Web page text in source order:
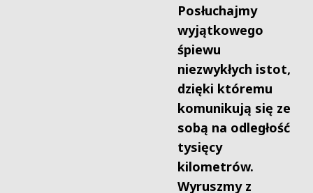
Posłuchajmy
wyjątkowego
śpiewu
niezwykłych istot,
dzięki któremu
komunikują się ze
sobą na odległość
tysięcy
kilometrów.
Wyruszmy z